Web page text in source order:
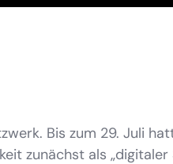
Bis zum 29. Juli
zunächst als